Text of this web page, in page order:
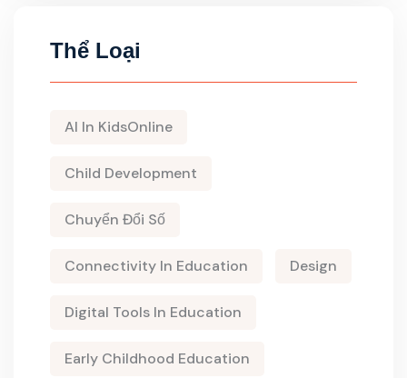
Thể Loại
AI In KidsOnline
Child Development
Chuyển Đổi Số
Connectivity In Education Design
Digital Tools In Education
Early Childhood Education